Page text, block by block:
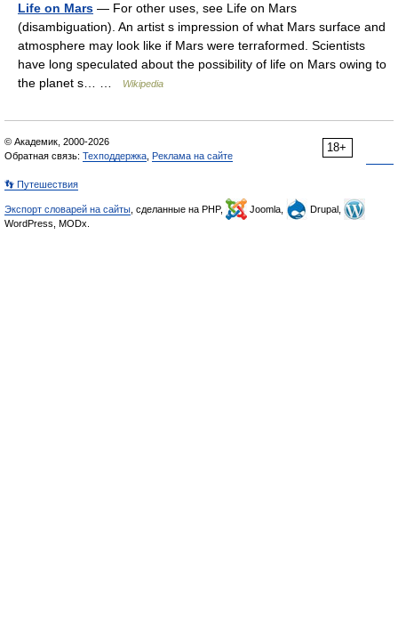
Life on Mars — For other uses, see Life on Mars
(disambiguation). An artist s impression of what Mars surface and
atmosphere may look like if Mars were terraformed. Scientists
have long speculated about the possibility of life on Mars owing to
the planet s… …
Wikipedia
18+
© Академик, 2000-2026
Обратная связь: Техподдержка Реклама на сайте
👣 Путешествия
Экспорт словарей на сайты , сделанные на PHP, Joomla,
Drupal,
WordPress, MODx.